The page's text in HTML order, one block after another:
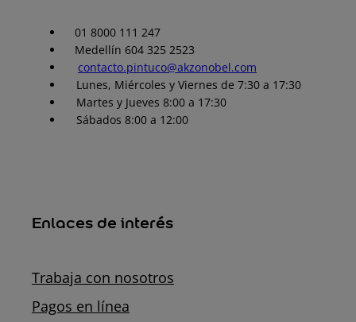
01 8000 111 247
Medellín 604 325 2523
contacto.pintuco@akzonobel.com
Lunes, Miércoles y Viernes de 7:30 a 17:30
Martes y Jueves 8:00 a 17:30
Sábados 8:00 a 12:00
Enlaces de interés
Trabaja con nosotros
Pagos en línea